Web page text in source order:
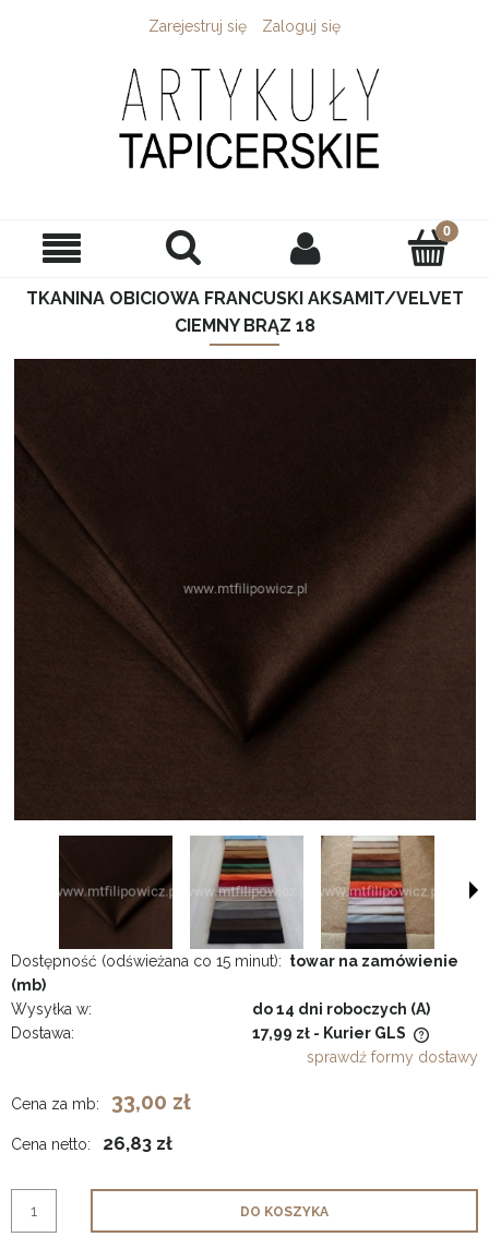
Zarejestruj się Zaloguj się
TKANINA OBICIOWA FRANCUSKI AKSAMIT/VELVET
CIEMNY BRĄZ 18
Dostępność (odświeżana co 15 minut): towar na zamówienie
(mb)
Wysyłka w:
do 14 dni roboczych (A)
Dostawa:
17,99 zł - Kurier GLS
Cena nie zawiera ewentualnych kosztów płatności
sprawdź formy dostawy
Cena za mb: 33,00 zł
Cena netto: 26,83 zł
DO KOSZYKA